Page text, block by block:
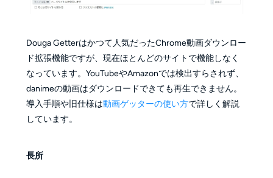
Douga Getterはかつて人気だったChrome動画ダウンロー
ド拡張機能ですが、現在ほとんどのサイトで機能しなく
なっています。YouTubeやAmazonでは検出すらされず、
danimeの動画はダウンロードできても再生できません。
導入手順や旧仕様は動画ゲッターの使い方で詳しく解説
しています。
長所